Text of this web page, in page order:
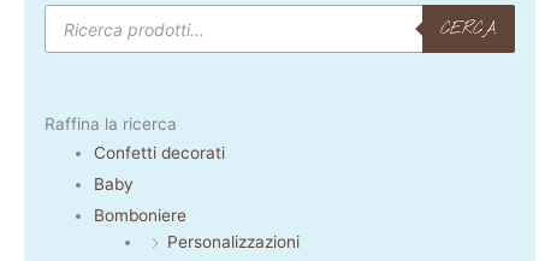
Products
search
CERCA
Raffina la ricerca
Confetti decorati
Baby
Bomboniere
Personalizzazioni